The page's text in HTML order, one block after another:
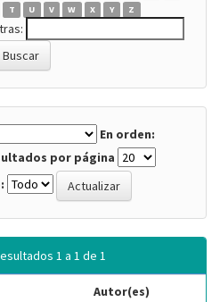
T U V W X Y Z
En orden:
por página
1 a 1 de 1
Autor(es)